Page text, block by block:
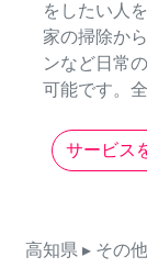
をしたい人
家の掃除か
ンなど日常
可能です。
サービス
高知県 ▸ その他